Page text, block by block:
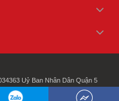
Uỷ Ban Nhân Dân Quận 5
2018.